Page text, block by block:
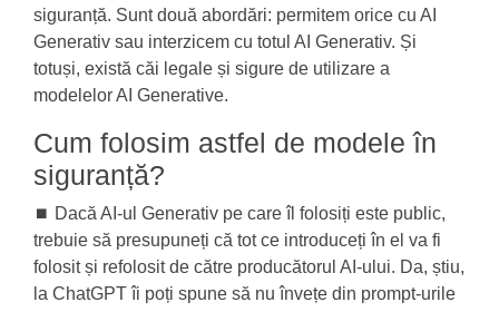
siguranță. Sunt două abordări: permitem orice cu AI
Generativ sau interzicem cu totul AI Generativ. Și
totuși, există căi legale și sigure de utilizare a
modelelor AI Generative.
Cum folosim astfel de modele în
siguranță?
⏹️ Dacă AI-ul Generativ pe care îl folosiți este public,
trebuie să presupuneți că tot ce introduceți în el va fi
folosit și refolosit de către producătorul AI-ului. Da, știu,
la ChatGPT îi poți spune să nu învețe din prompt-urile